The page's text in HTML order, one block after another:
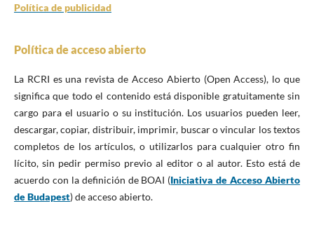
Política de publicidad
Política de acceso abierto
La RCRI es una revista de Acceso Abierto (Open Access), lo que
significa que todo el contenido está disponible gratuitamente sin
cargo para el usuario o su institución. Los usuarios pueden leer,
descargar, copiar, distribuir, imprimir, buscar o vincular los textos
completos de los artículos, o utilizarlos para cualquier otro fin
lícito, sin pedir permiso previo al editor o al autor. Esto está de
acuerdo con la definición de BOAI (Iniciativa de Acceso Abierto
de Budapest) de acceso abierto.